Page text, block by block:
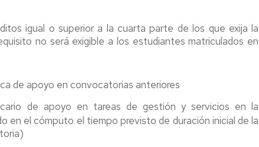
igual o superior a la cuarta parte de los que exija la
no será exigible a los estudiantes matriculados en
de apoyo en convocatorias anteriores
de apoyo en tareas de gestión y servicios en la
en el cómputo el tiempo previsto de duración inicial de la